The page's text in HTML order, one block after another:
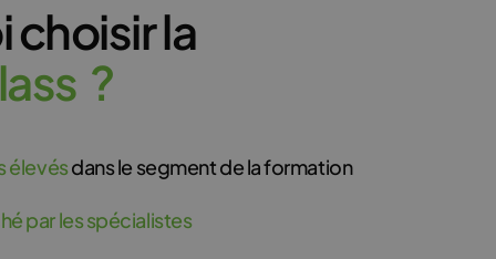
choisir la
ass ?
élevésdans le segment de la formation
par les spécialistes